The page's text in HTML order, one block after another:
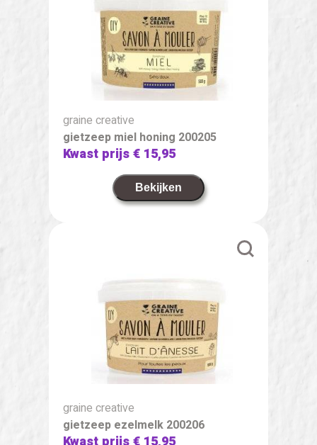
graine creative
gietzeep miel honing 200205
Kwast prijs€ 15,95
Bekijken
graine creative
gietzeep ezelmelk 200206